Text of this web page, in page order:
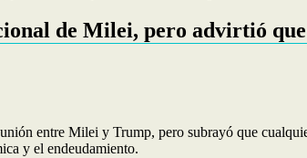
de Milei, pero advirtió
entre Milei y Trump, pero subrayó que
y el endeudamiento.